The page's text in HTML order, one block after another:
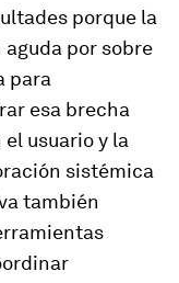
porque la
por sobre
para
esa brecha
usuario y la
sistémica
también